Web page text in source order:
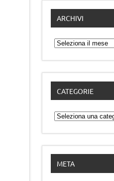
ARCHIVI
Archivi
CATEGORIE
Categorie
META